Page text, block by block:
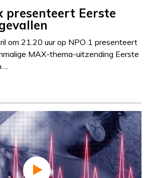
presenteert Eerste
om 21.20 uur op NPO 1 presenteert
MAX-thema-uitzending Eerste